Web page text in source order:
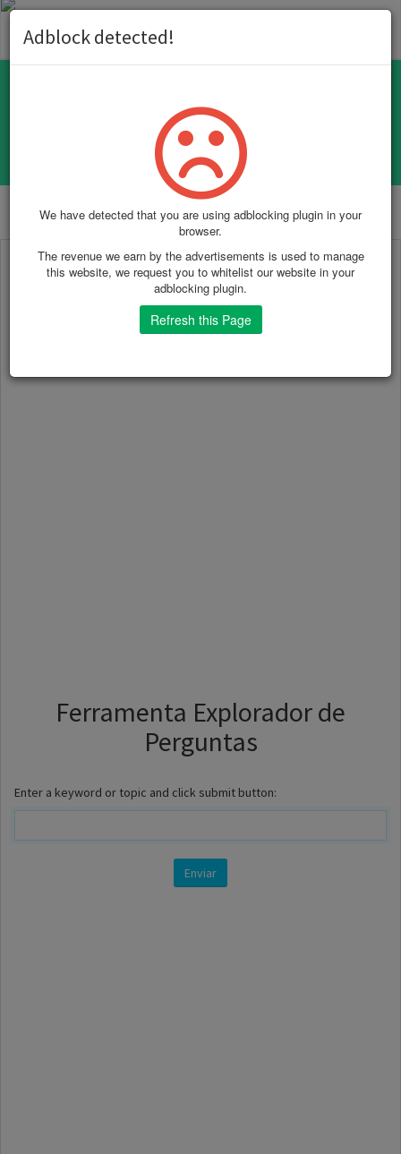
Ferramenta Explorador de Perguntas
Ferramenta Explorador de
Perguntas
Enter a keyword or topic and click submit button:
Adblock detected!
We have detected that you are using adblocking plugin in your
browser.
The revenue we earn by the advertisements is used to manage
this website, we request you to whitelist our website in your
adblocking plugin.
Refresh this Page